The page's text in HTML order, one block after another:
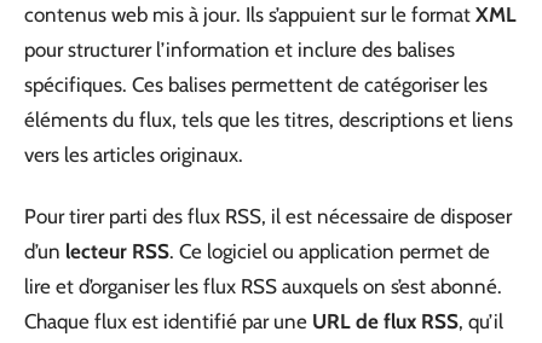
contenus web mis à jour. Ils s’appuient sur le format XML
pour structurer l’information et inclure des balises
spécifiques. Ces balises permettent de catégoriser les
éléments du flux, tels que les titres, descriptions et liens
vers les articles originaux.
Pour tirer parti des flux RSS, il est nécessaire de disposer
d’un lecteur RSS. Ce logiciel ou application permet de
lire et d’organiser les flux RSS auxquels on s’est abonné.
Chaque flux est identifié par une URL de flux RSS, qu’il